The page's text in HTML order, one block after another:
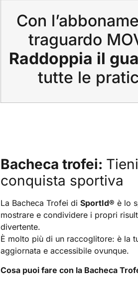
Con
traguardo
Raddoppia il
tutte le
Bacheca trofei:
conquista sportiva
La Bacheca Trofei diSportId® è lo
mostrare e condividere i propri
divertente.
È molto più di un raccoglitore: è la
aggiornata e accessibile ovunque.
Cosa puoi fare con la Bacheca